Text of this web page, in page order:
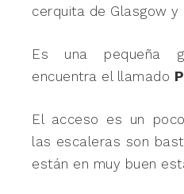
cerquita de Glasgow y
Es una pequeña
encuentra el llamado
El acceso es un
las escaleras son
están en muy buen